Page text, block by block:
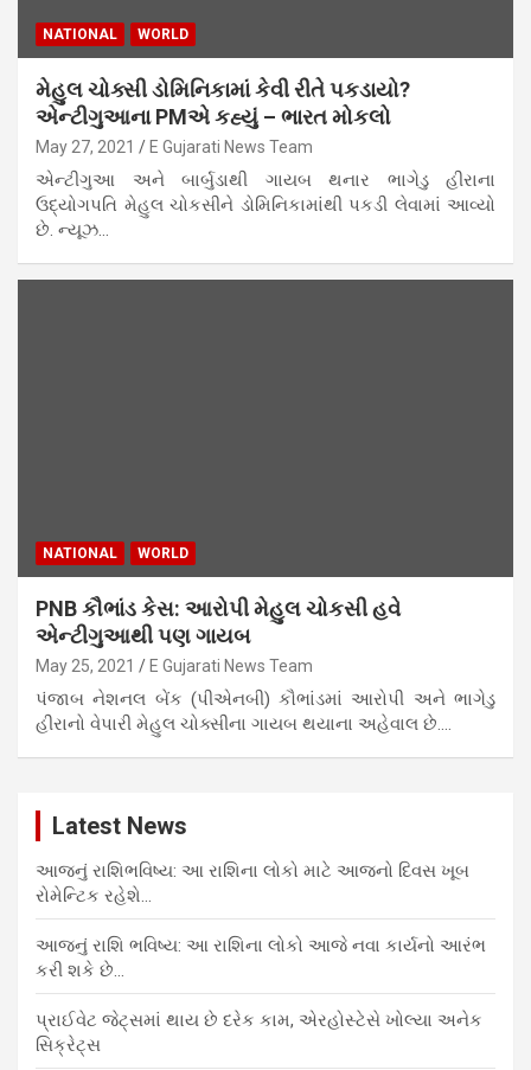
NATIONAL WORLD
મેહુલ ચોક્સી ડોમિનિકામાં કેવી રીતે પકડાયો?
એન્ટીગુઆના PMએ કહ્યું – ભારત મોકલો
May 27, 2021 E Gujarati News Team
એન્ટીગુઆ અને બાર્બુડાથી ગાયબ થનાર ભાગેડુ હીરાના
ઉદ્યોગપતિ મેહુલ ચોકસીને ડોમિનિકામાંથી પકડી લેવામાં આવ્યો
છે. ન્યૂઝ…
NATIONAL WORLD
PNB કૌભાંડ કેસ: આરોપી મેહુલ ચોકસી હવે
એન્ટીગુઆથી પણ ગાયબ
May 25, 2021 E Gujarati News Team
પંજાબ નેશનલ બેંક (પીએનબી) કૌભાંડમાં આરોપી અને ભાગેડુ
હીરાનો વેપારી મેહુલ ચોક્સીના ગાયબ થયાના અહેવાલ છે.…
Latest News
આજનું રાશિભવિષ્ય: આ રાશિના લોકો માટે આજનો દિવસ ખૂબ
રોમેન્ટિક રહેશે…
આજનું રાશિ ભવિષ્ય: આ રાશિના લોકો આજે નવા કાર્યનો આરંભ
કરી શકે છે…
પ્રાઈવેટ જેટ્સમાં થાય છે દરેક કામ, એરહોસ્ટેસે ખોલ્યા અનેક
સિક્રેટ્સ